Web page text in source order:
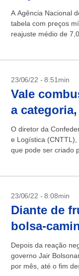
A Agência Nacional
tabela com preços
reajuste médio de
23/06/22 - 8:51min
Vale
a
O diretor da
e Logística
que pode ser criado
23/06/22 - 8:08min
Diante de
bolsa-
Depois da reação
governo Jair
por mês, até o fim